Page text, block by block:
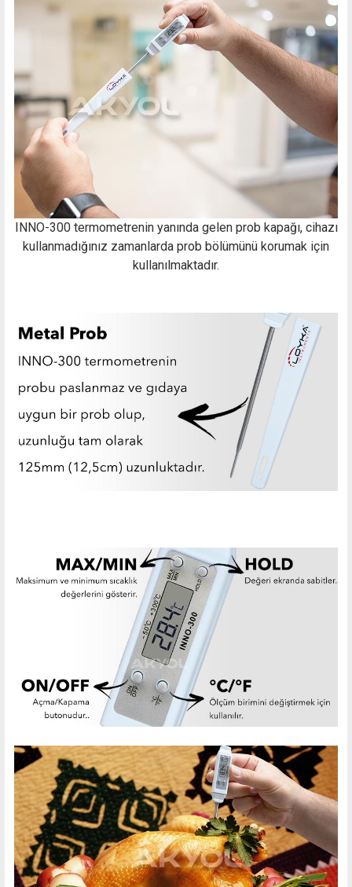
INNO-300 termometrenin yanında gelen prob kapağı, cihazı
kullanmadığınız zamanlarda prob bölümünü korumak için
kullanılmaktadır.